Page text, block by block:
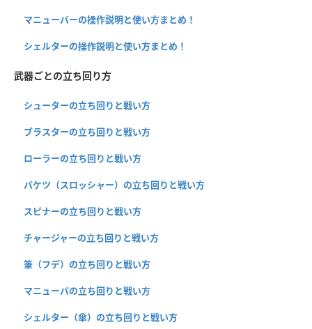
マニューバーの操作説明と使い方まとめ！
シェルターの操作説明と使い方まとめ！
武器ごとの立ち回り方
シューターの立ち回りと戦い方
ブラスターの立ち回りと戦い方
ローラーの立ち回りと戦い方
バケツ（スロッシャー）の立ち回りと戦い方
スピナーの立ち回りと戦い方
チャージャーの立ち回りと戦い方
筆（フデ）の立ち回りと戦い方
マニューバの立ち回りと戦い方
シェルター（傘）の立ち回りと戦い方